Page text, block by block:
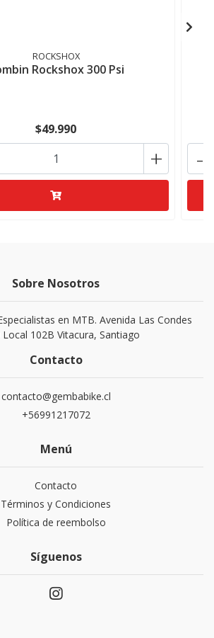
ROCKSHOX
Rockshox 300 Psi
$49.990
+ -
Sobre Nosotros
en MTB. Avenida Las Condes
Local 102B Vitacura, Santiago
Contacto
contacto@gembabike.cl
+56991217072
Menú
Contacto
Términos y Condiciones
Política de reembolso
Síguenos